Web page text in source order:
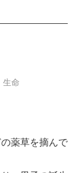
生命
薬草を摘んで